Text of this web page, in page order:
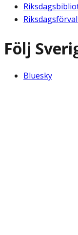
Följ
Bluesky